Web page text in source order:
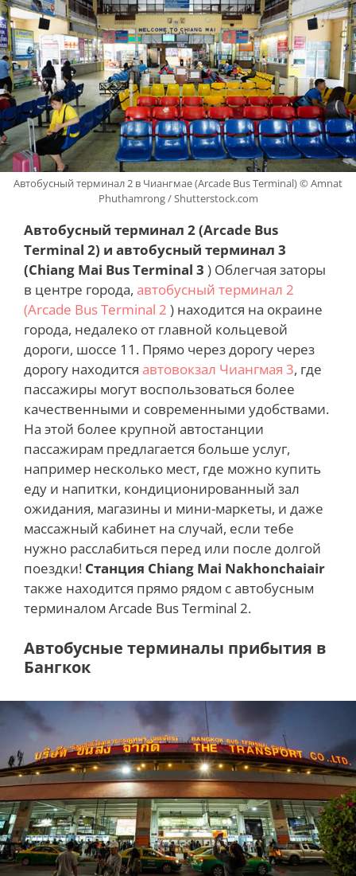
Автобусный терминал 2 в Чиангмае (Arcade Bus Terminal) © Amnat
Phuthamrong / Shutterstock.com
Автобусный терминал 2 (Arcade Bus
Terminal 2) и автобусный терминал 3
(Chiang Mai Bus Terminal 3 ) Облегчая заторы
в центре города, автобусный терминал 2
(Arcade Bus Terminal 2 ) находится на окраине
города, недалеко от главной кольцевой
дороги, шоссе 11. Прямо через дорогу через
дорогу находится автовокзал Чиангмая 3, где
пассажиры могут воспользоваться более
качественными и современными удобствами.
На этой более крупной автостанции
пассажирам предлагается больше услуг,
например несколько мест, где можно купить
еду и напитки, кондиционированный зал
ожидания, магазины и мини-маркеты, и даже
массажный кабинет на случай, если тебе
нужно расслабиться перед или после долгой
поездки! Станция Chiang Mai Nakhonchaiair
также находится прямо рядом с автобусным
терминалом Arcade Bus Terminal 2.
Автобусные терминалы прибытия в
Бангкок